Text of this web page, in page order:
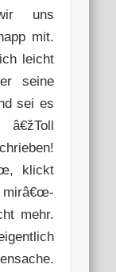
uns
mit.
leicht
seine
sei es
klickt
mirâ€œ-
mehr.